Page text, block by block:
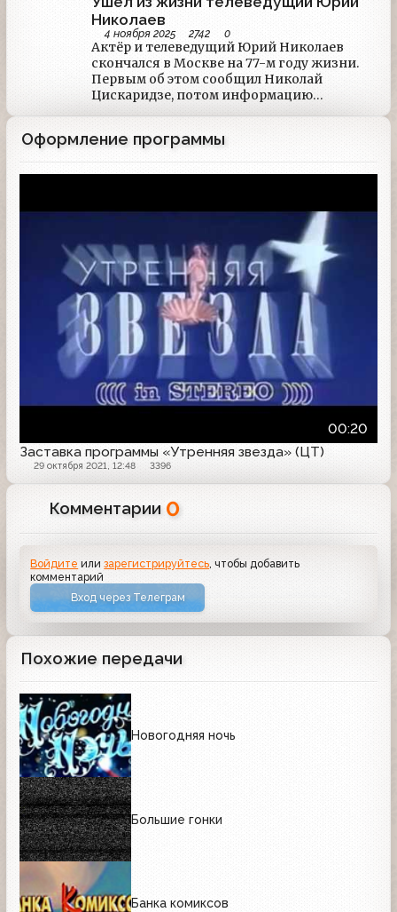
Николаев
4 ноября 2025 2742 0
Актёр и телеведущий Юрий Николаев
скончался в Москве на 77-м году жизни.
Первым об этом сообщил Николай
Цискаридзе, потом информацию
Николаева состоялся в минувшую субботу
в программе "Сегодня вечером", которую
вёл Цискаридзе.
Оформление программы
00:20
Заставка программы «Утренняя звезда» (ЦТ)
29 октября 2021, 12:48 3396
Комментарии 0
Войдите илизарегистрируйтесь , чтобы добавить
комментарий
Вход через Телеграм
Похожие передачи
Новогодняя ночь
Большие гонки
Банка комиксов